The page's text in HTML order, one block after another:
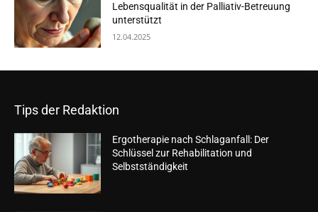
Lebensqualität in der Palliativ-Betreuung
unterstützt
12.04.2025
Tips der Redaktion
Ergotherapie nach Schlaganfall: Der
Schlüssel zur Rehabilitation und
Selbstständigkeit